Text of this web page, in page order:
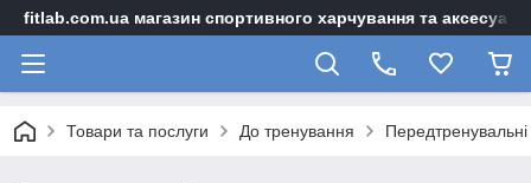
fitlab.com.ua магазин спортивного харчування та
Товари та послуги До тренування